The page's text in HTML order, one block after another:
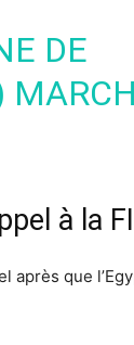
DE
à la
après que